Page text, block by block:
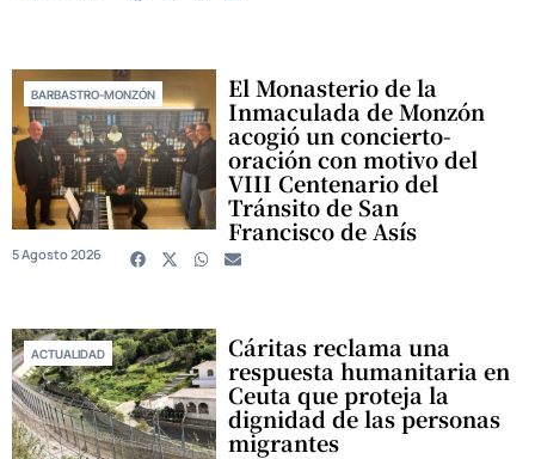
BARBASTRO-MONZÓN El Monasterio de la
Inmaculada de Monzón
acogió un concierto-
oración con motivo del
VIII Centenario del
Tránsito de San
Francisco de Asís
5 Agosto 2026
ACTUALIDAD Cáritas reclama una
respuesta humanitaria en
Ceuta que proteja la
dignidad de las personas
migrantes